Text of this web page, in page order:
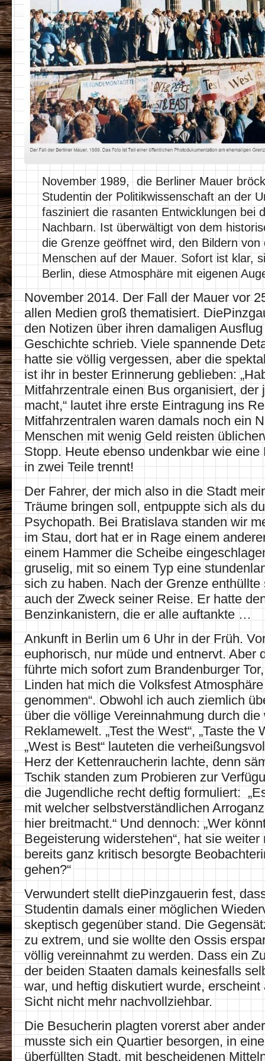
November 1989, die Berliner Mauer
Studentin der Politikwissenschaft an der
fasziniert die rasanten Entwicklungen bei
Nachbarn. Ist überwältigt von dem
die Grenze geöffnet wird, den Bildern von
Menschen auf der Mauer. Sofort ist klar,
Berlin, diese Atmosphäre mit eigenen
November 2014. Der Fall der Mauer vor
allen Medien groß thematisiert.
den Notizen über ihren damaligen
Geschichte schrieb. Viele spannende
hatte sie völlig vergessen, aber die
ist ihr in bester Erinnerung geblieben:
Mitfahrzentrale einen Bus organisiert, der
macht,“ lautet ihre erste Eintragung ins
Mitfahrzentralen waren damals noch ein
Menschen mit wenig Geld reisten
Stopp. Heute ebenso undenkbar wie eine
in zwei Teile trennt!
Der Fahrer, der mich also in die Stadt
Träume bringen soll, entpuppte sich als
Psychopath. Bei Bratislava standen wir
im Stau, dort hat er in Rage einem
einem Hammer die Scheibe
gruselig, mit so einem Typ eine
sich zu haben. Nach der Grenze enthüllte
auch der Zweck seiner Reise. Er hatte
Benzinkanistern, die er alle auftankte …
Ankunft in Berlin um 6 Uhr in der Früh.
euphorisch, nur müde und entnervt. Aber
führte mich sofort zum Brandenburger
Linden hat mich die Volksfest
genommen“. Obwohl ich auch ziemlich
über die völlige Vereinnahmung durch die
Reklamewelt. „Test the West“, „Taste the
„West is Best“ lauteten die
Herz der Kettenraucherin lachte, denn
Tschik standen zum Probieren zur
die Jugendliche recht deftig formuliert:
mit welcher selbstverständlichen
hier breitmacht.“ Und dennoch: „Wer
Begeisterung widerstehen“, hat sie weiter
bereits ganz kritisch besorgte
gehen?“
Verwundert stellt diePinzgauerin fest,
Studentin damals einer möglichen
skeptisch gegenüber stand. Die
zu extrem, und sie wollte den Ossis
völlig vereinnahmt zu werden. Dass ein
der beiden Staaten damals keinesfalls
war, und heftig diskutiert wurde, erscheint
Sicht nicht mehr nachvollziehbar.
Die Besucherin plagten vorerst aber
musste sich ein Quartier besorgen, in
überfüllten Stadt, mit bescheidenen